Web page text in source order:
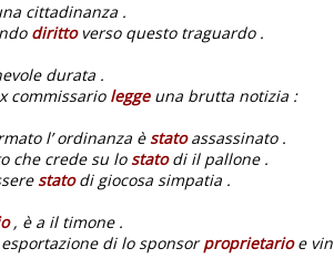
cittadinanza .
dirittoverso questo traguardo .
durata .
commissario leggeuna brutta notizia :
l’ ordinanza èstatoassassinato .
che crede su lostatodi il pallone .
statodi giocosa simpatia .
, è a il timone .
di lo sponsorproprietarioe